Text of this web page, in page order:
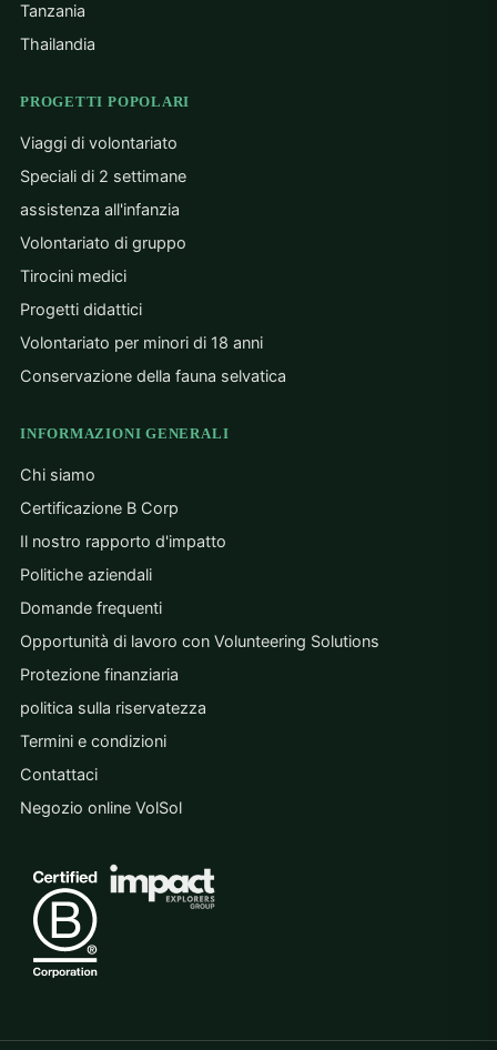
Tanzania
Thailandia
PROGETTI POPOLARI
Viaggi di volontariato
Speciali di 2 settimane
assistenza all'infanzia
Volontariato di gruppo
Tirocini medici
Progetti didattici
Volontariato per minori di 18 anni
Conservazione della fauna selvatica
INFORMAZIONI GENERALI
Chi siamo
Certificazione B Corp
Il nostro rapporto d'impatto
Politiche aziendali
Domande frequenti
Opportunità di lavoro con Volunteering Solutions
Protezione finanziaria
politica sulla riservatezza
Termini e condizioni
Contattaci
Negozio online VolSol